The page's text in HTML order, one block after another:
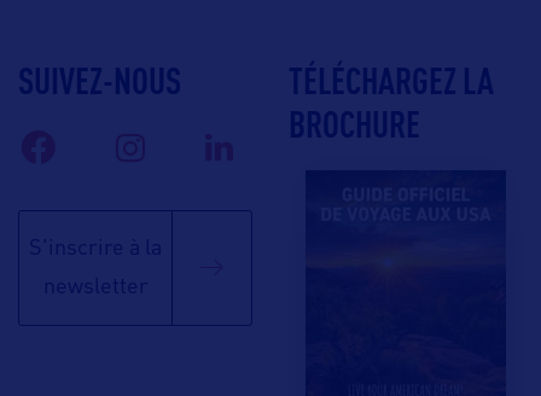
SUIVEZ-NOUS
S'inscrire à la
newsletter
TÉLÉCHARGEZ LA
BROCHURE